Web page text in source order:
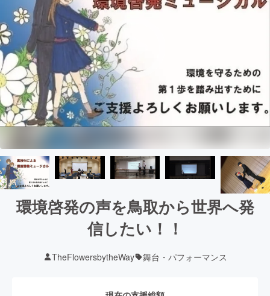
環境啓発の声を鳥取から世界へ発
信したい！！
TheFlowersbytheWay 舞台・パフォーマンス